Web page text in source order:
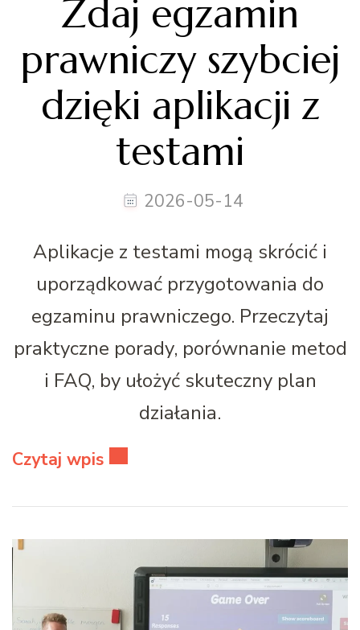
Zdaj egzamin
prawniczy szybciej
dzięki aplikacji z
testami
2026-05-14
Aplikacje z testami mogą skrócić i
uporządkować przygotowania do
egzaminu prawniczego. Przeczytaj
praktyczne porady, porównanie metod
i FAQ, by ułożyć skuteczny plan
działania.
Czytaj wpis